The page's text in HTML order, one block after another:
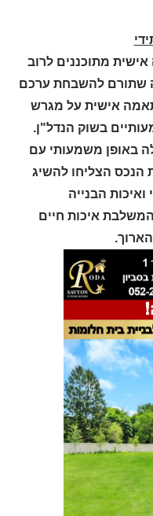
מתוכננים לרוב
שתורם להשבחת ערכם
אישית על מגרש
בשוק הנדל"ן.
באופן משמעותי עם
הנכס הצליחו להשיג
הבנייה
איכות חיים
.